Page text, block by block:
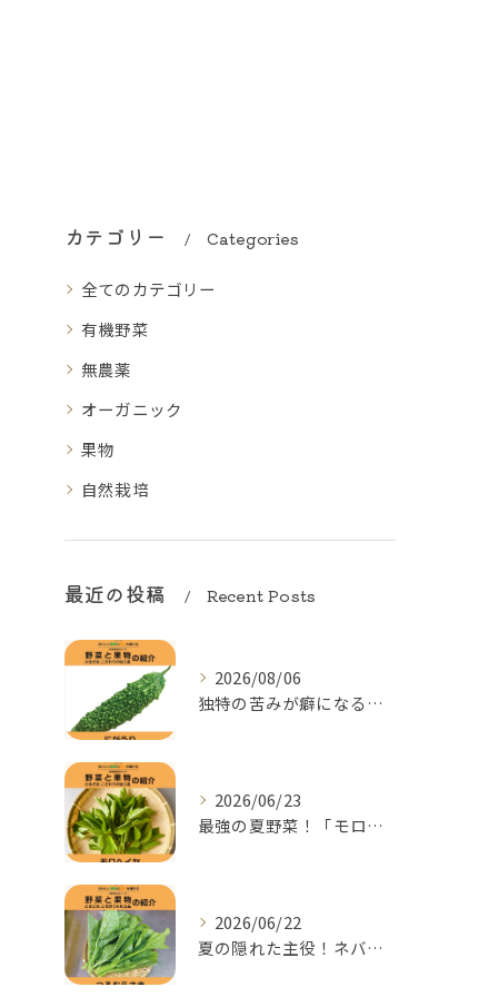
カテゴリー Categories
全てのカテゴリー
有機野菜
無農薬
オーガニック
果物
自然栽培
最近の投稿 Recent Posts
2026/08/06
独特の苦みが癖になる！夏の元気をつくる「にがうり（ゴーヤー）...
2026/06/23
最強の夏野菜！「モロヘイヤ」の季節がやってきた
2026/06/22
夏の隠れた主役！ネバネバ食感がクセになる「つるむらさき」